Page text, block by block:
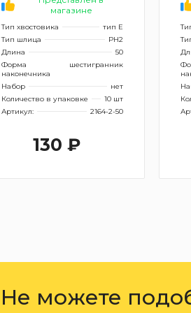
магазине
Тип хвостовика
тип Е
Тип шлица
PH2
Длина
50
Форма
наконечника
шестигранник
Набор
нет
Количество в упаковке
10 шт
Артикул:
2164-2-50
130 ₽
Не можете